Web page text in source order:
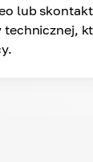
lub
technicznej,